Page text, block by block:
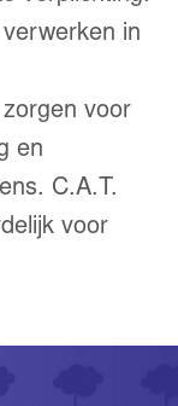
in
voor
en
C.A.T.
voor